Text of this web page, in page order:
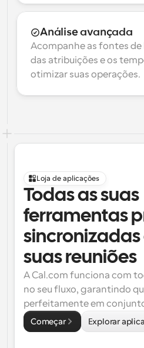
Análise avançada
Acompanhe as fontes de
das atribuições e os
otimizar suas operações.
Loja de aplicações
Todas as suas
ferramentas
sincronizadas
suas reuniões
A Cal.com funciona com
no seu fluxo, garantindo
perfeitamente em
Começar Explorar